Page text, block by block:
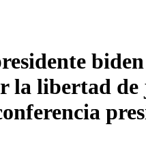
la libertad